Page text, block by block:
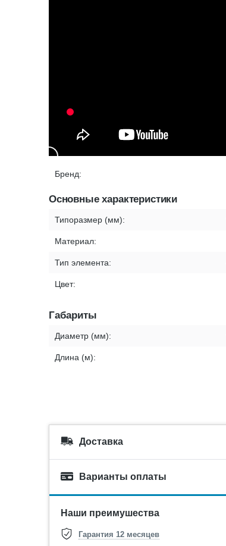
Бренд:
Основные характеристики
Типоразмер (мм):
Материал:
Тип элемента:
Цвет:
Габариты
Диаметр (мм):
Длина (м):
Доставка
Варианты оплаты
Наши преимушества
Гарантия 12 месяцев